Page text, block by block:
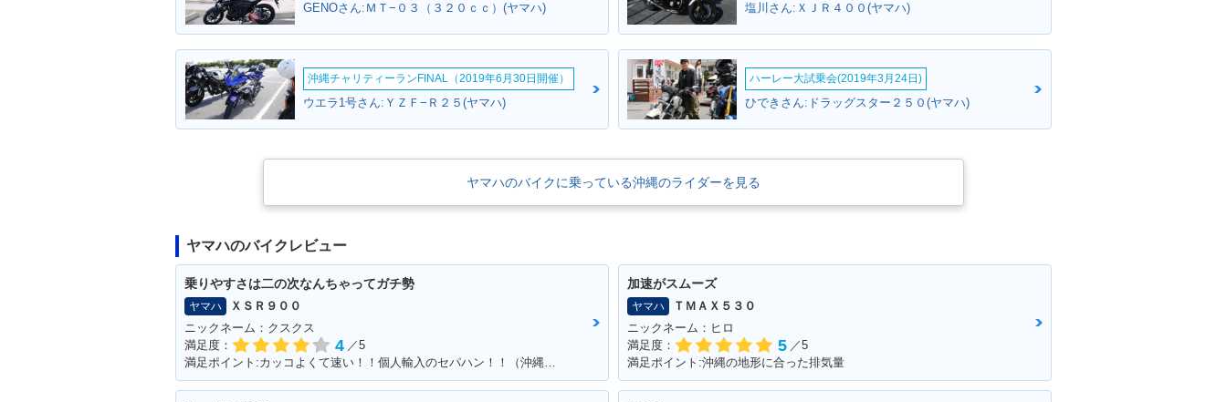
GENOさん:ＭＴ−０３（３２０ｃｃ）(ヤマハ) 塩川さん:ＸＪＲ４００(ヤマハ)
沖縄チャリティーランFINAL（2019年6月30日開催）
ウエラ1号さん:ＹＺＦ−Ｒ２５(ヤマハ)
ハーレー大試乗会(2019年3月24日)
ひできさん:ドラッグスター２５０(ヤマハ)
ヤマハのバイクに乗っている沖縄のライダーを見る
ヤマハのバイクレビュー
乗りやすさは二の次なんちゃってガチ勢
ヤマハ
ＸＳＲ９００
ニックネーム：クスクス
満足度：
4 ／5
満足ポイント:カッコよくて速い！！個人輸入のセパハン！！（沖縄で他に見たことがない・・）
加速がスムーズ
ヤマハ
ＴＭＡＸ５３０
ニックネーム：ヒロ
満足度：
5 ／5
満足ポイント:沖縄の地形に合った排気量